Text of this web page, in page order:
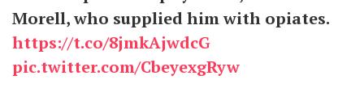
Morell, who supplied him with opiates.
https://t.co/8jmkAjwdcG
pic.twitter.com/CbeyexgRyw